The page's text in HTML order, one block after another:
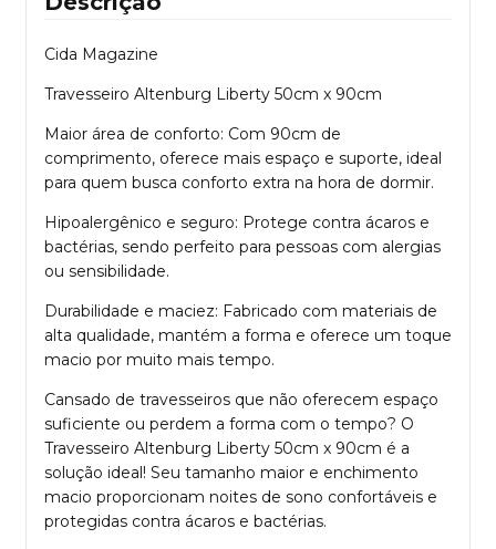
Cida Magazine
Travesseiro Altenburg Liberty 50cm x 90cm
Maior área de conforto: Com 90cm de
comprimento, oferece mais espaço e suporte, ideal
para quem busca conforto extra na hora de dormir.
Hipoalergênico e seguro: Protege contra ácaros e
bactérias, sendo perfeito para pessoas com alergias
ou sensibilidade.
Durabilidade e maciez: Fabricado com materiais de
alta qualidade, mantém a forma e oferece um toque
macio por muito mais tempo.
Cansado de travesseiros que não oferecem espaço
suficiente ou perdem a forma com o tempo? O
Travesseiro Altenburg Liberty 50cm x 90cm é a
solução ideal! Seu tamanho maior e enchimento
macio proporcionam noites de sono confortáveis e
protegidas contra ácaros e bactérias.